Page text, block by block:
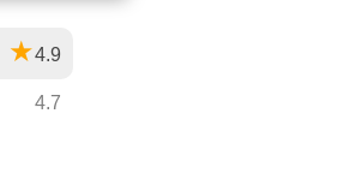
4.9
4.7